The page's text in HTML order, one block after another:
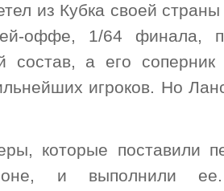
из Кубка своей
оффе, 1/64 финала,
состав, а его соперник
игроков. Но
которые поставили
и выполнили